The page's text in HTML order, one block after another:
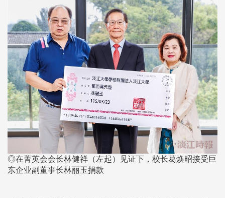
◎在菁英会会长林健祥（左起）见证下，校长葛焕昭接受巨
东企业副董事长林丽玉捐款